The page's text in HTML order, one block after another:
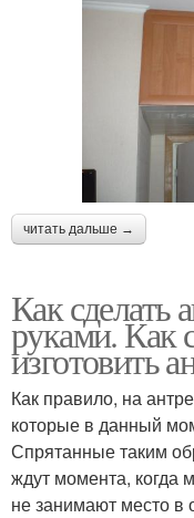
читать дальше →
Как сделать
руками. Как
изготовить
Как правило, на
которые в данный
Спрятанные таким
ждут момента, когда
не занимают место